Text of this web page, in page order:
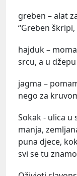
greben – alat
“Greben
hajduk –
srcu, a u
jagma –
nego za
Sokak - ulica u
manja,
puna djece,
svi se tu